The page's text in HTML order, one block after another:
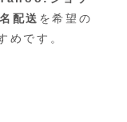
配送 を希望の
めです。